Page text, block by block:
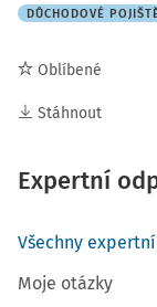
DŮCHODOVÉ
Oblíbené
Stáhnout
Expertní
Všechny
Moje otázky